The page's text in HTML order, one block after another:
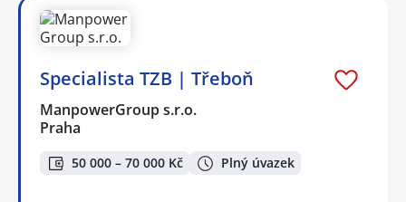
Specialista TZB | Třeboň
ManpowerGroup s.r.o.
Praha
50 000 – 70 000 Kč Plný úvazek